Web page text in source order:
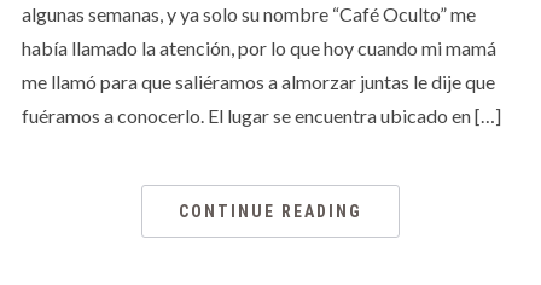
algunas semanas, y ya solo su nombre “Café Oculto” me
había llamado la atención, por lo que hoy cuando mi mamá
me llamó para que saliéramos a almorzar juntas le dije que
fuéramos a conocerlo. El lugar se encuentra ubicado en […]
CONTINUE READING